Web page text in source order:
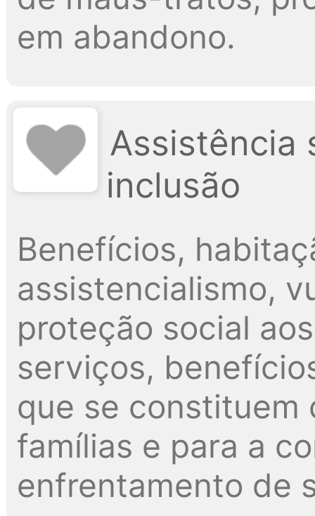
em abandono.
Assistência
inclusão
Benefícios,
assistencialismo,
proteção social
serviços,
que se constituem
famílias e para a
enfrentamento de